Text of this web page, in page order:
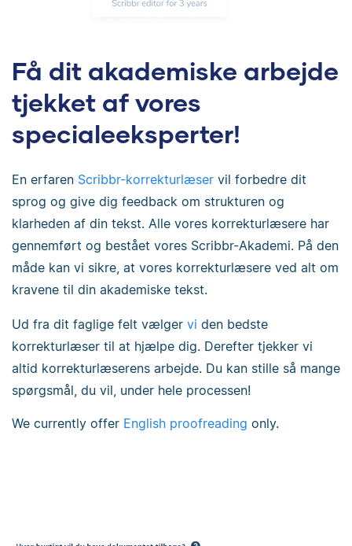
Få dit akademiske arbejde
tjekket af vores
specialeeksperter!
En erfaren Scribbr-korrekturlæser vil forbedre dit
sprog og give dig feedback om strukturen og
klarheden af din tekst. Alle vores korrekturlæsere har
gennemført og bestået vores Scribbr-Akademi. På den
måde kan vi sikre, at vores korrekturlæsere ved alt om
kravene til din akademiske tekst.
Ud fra dit faglige felt vælger vi den bedste
korrekturlæser til at hjælpe dig. Derefter tjekker vi
altid korrekturlæserens arbejde. Du kan stille så mange
spørgsmål, du vil, under hele processen!
We currently offer English proofreading only.